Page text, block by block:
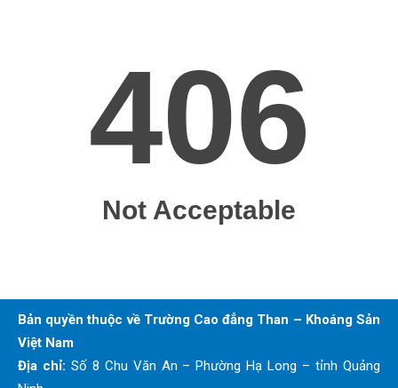
Bản quyền thuộc về Trường Cao đẳng Than – Khoáng Sản
Việt Nam
Địa chỉ: Số 8 Chu Văn An – Phường Hạ Long – tỉnh Quảng